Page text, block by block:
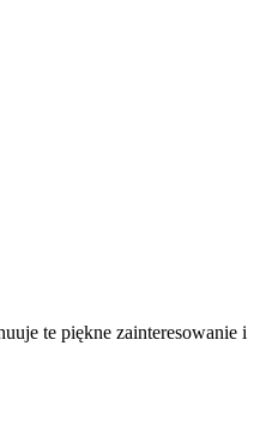
te piękne zainteresowanie i